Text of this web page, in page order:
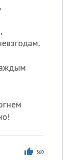
360